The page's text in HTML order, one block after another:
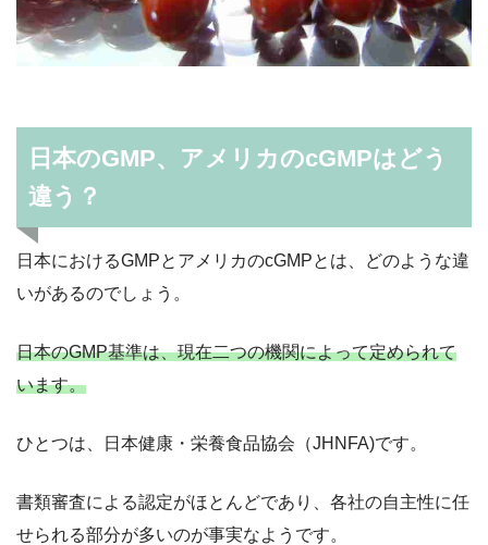
日本のGMP、アメリカのcGMPはどう
違う？
日本におけるGMPとアメリカのcGMPとは、どのような違
いがあるのでしょう。
日本のGMP基準は、現在二つの機関によって定められて
います。
ひとつは、日本健康・栄養食品協会（JHNFA)です。
書類審査による認定がほとんどであり、各社の自主性に任
せられる部分が多いのが事実なようです。